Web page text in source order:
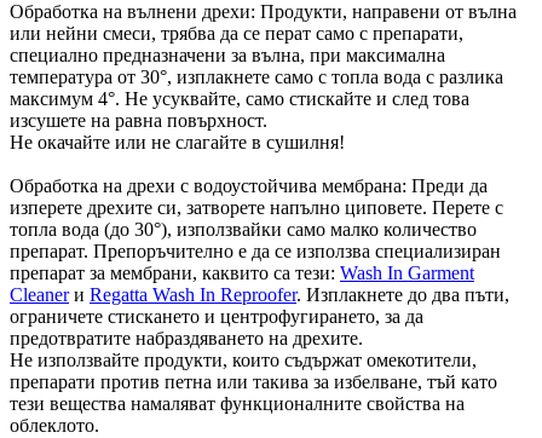
Обработка на вълнени дрехи: Продукти, направени от вълна
или нейни смеси, трябва да се перат само с препарати,
специално предназначени за вълна, при максимална
температура от 30°, изплакнете само с топла вода с разлика
максимум 4°. Не усуквайте, само стискайте и след това
изсушете на равна повърхност.
Не окачайте или не слагайте в сушилня!
Обработка на дрехи с водоустойчива мембрана: Преди да
изперете дрехите си, затворете напълно циповете. Перете с
топла вода (до 30°), използвайки само малко количество
препарат. Препоръчително е да се използва специализиран
препарат за мембрани, каквито са тези: Wash In Garment
Cleanerи Regatta Wash In Reproofer. Изплакнете до два пъти,
ограничете стискането и центрофугирането, за да
предотвратите набраздяването на дрехите.
Не използвайте продукти, които съдържат омекотители,
препарати против петна или такива за избелване, тъй като
тези вещества намаляват функционалните свойства на
облеклото.